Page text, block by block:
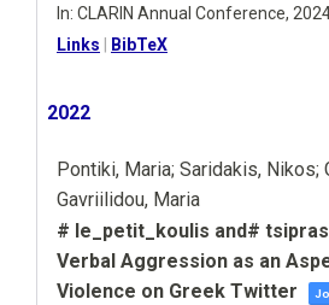
In: CLARIN Annual Conference,
Links
BibTeX
2022
Pontiki, Maria; Saridakis, Nikos;
Gavriilidou, Maria
# le_petit_koulis and#
Verbal Aggression as an
Violence on Greek Twitter